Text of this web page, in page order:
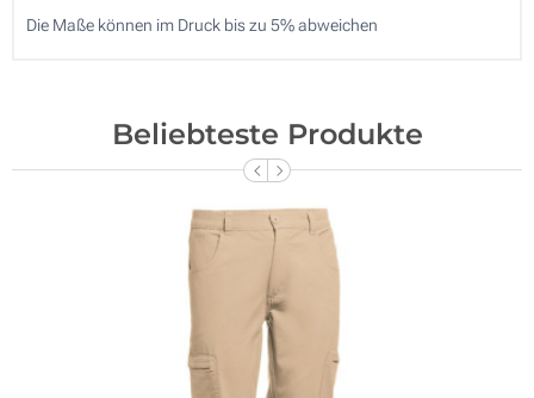
Die Maße können im Druck bis zu 5% abweichen
Beliebteste Produkte